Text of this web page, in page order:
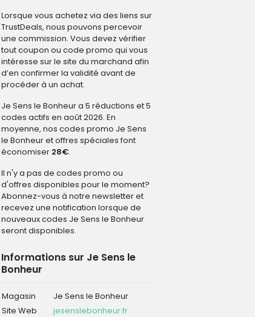
Lorsque vous achetez via des liens sur
TrustDeals, nous pouvons percevoir
une commission. Vous devez vérifier
tout coupon ou code promo qui vous
intéresse sur le site du marchand afin
d’en confirmer la validité avant de
procéder à un achat.
Je Sens le Bonheur a 5 réductions et 5
codes actifs en août 2026. En
moyenne, nos codes promo Je Sens
le Bonheur et offres spéciales font
économiser 28€.
Il n'y a pas de codes promo ou
d'offres disponibles pour le moment?
Abonnez-vous à notre newsletter et
recevez une notification lorsque de
nouveaux codes Je Sens le Bonheur
seront disponibles.
Informations sur Je Sens le
Bonheur
Magasin
Je Sens le Bonheur
Site Web
jesenslebonheur.fr